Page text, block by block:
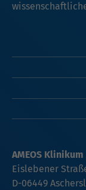
AMEOS
Eislebener
D-06449